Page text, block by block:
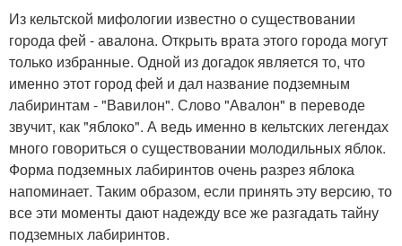
Из кельтской мифологии известно о существовании
города фей - авалона. Открыть врата этого города могут
только избранные. Одной из догадок является то, что
именно этот город фей и дал название подземным
лабиринтам - "Вавилон". Слово "Авалон" в переводе
звучит, как "яблоко". А ведь именно в кельтских легендах
много говориться о существовании молодильных яблок.
Форма подземных лабиринтов очень разрез яблока
напоминает. Таким образом, если принять эту версию, то
все эти моменты дают надежду все же разгадать тайну
подземных лабиринтов.